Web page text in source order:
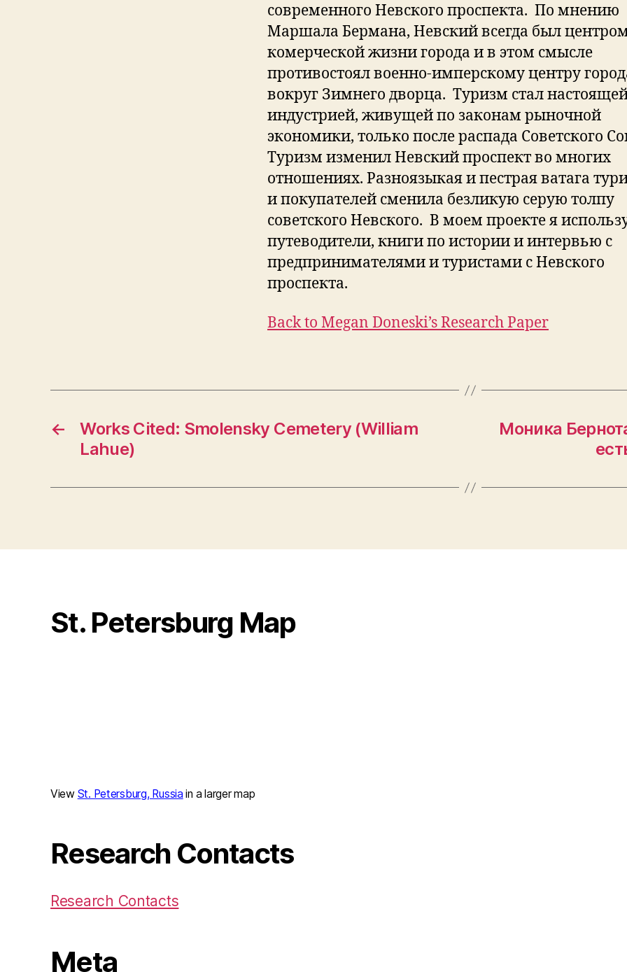
современного Невского проспекта. По мнению
Маршала Бермана, Невский всегда был
комерческой жизни города и в этом смысле
противостоял военно-имперскому центру
вокруг Зимнего дворца. Туризм стал
индустрией, живущей по законам рыночной
экономики, только после распада Советского
Туризм изменил Невский проспект во многих
отношениях. Разноязыкая и пестрая ватага
и покупателей сменила безликую серую толпу
советского Невского. В моем проекте я
путеводители, книги по истории и интервью с
предпринимателями и туристами с Невского
проспекта.
Back to Megan Doneski’s Research Paper
←
Works Cited: Smolensky Cemetery (William
Lahue)
Моника
St. Petersburg Map
View St. Petersburg, Russia in a larger map
Research Contacts
Research Contacts
Meta